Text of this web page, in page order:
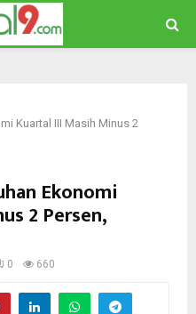
Kuartal III Masih Minus 2
Ekonomi
2 Persen,
0 660